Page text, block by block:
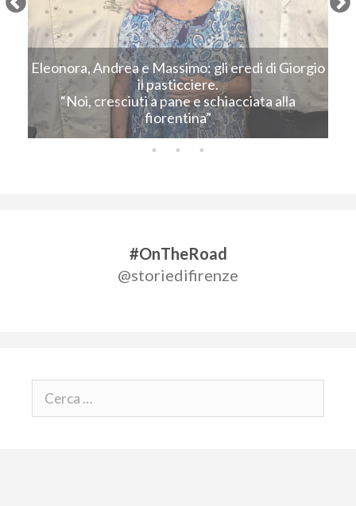
Eleonora, Andrea e Massimo: gli eredi di Giorgio
il pasticciere.
“Noi, cresciuti a pane e schiacciata alla
fiorentina”
Next
#OnTheRoad
@storiedifirenze